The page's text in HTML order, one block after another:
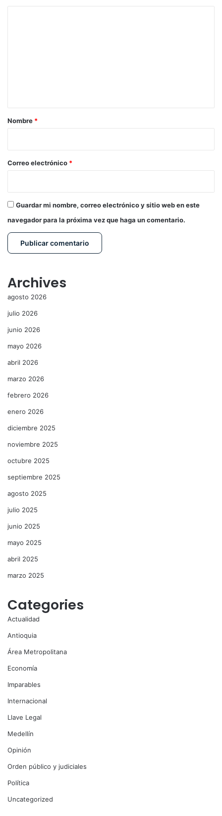
r
*
Nombre *
Correo electrónico *
Guardar mi nombre, correo electrónico y sitio web en este
navegador para la próxima vez que haga un comentario.
Archives
agosto 2026
julio 2026
junio 2026
mayo 2026
abril 2026
marzo 2026
febrero 2026
enero 2026
diciembre 2025
noviembre 2025
octubre 2025
septiembre 2025
agosto 2025
julio 2025
junio 2025
mayo 2025
abril 2025
marzo 2025
Categories
Actualidad
Antioquia
Área Metropolitana
Economía
Imparables
Internacional
Llave Legal
Medellín
Opinión
Orden público y judiciales
Política
Uncategorized